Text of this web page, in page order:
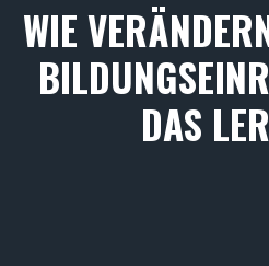
WIE
DAS